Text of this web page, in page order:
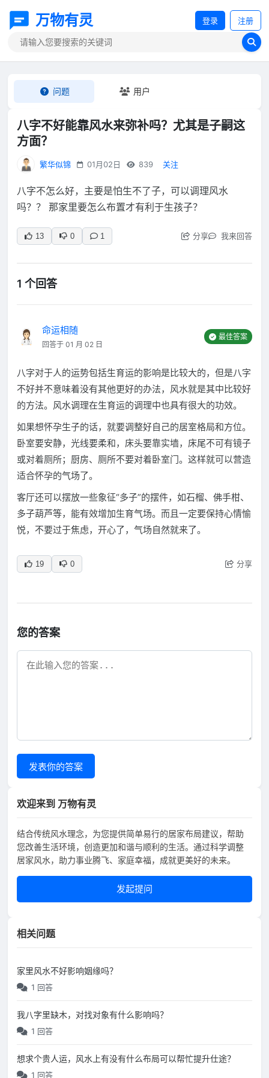
万物有灵 登录 注册
问题 用户
八字不好能靠风水来弥补吗？尤其是子嗣这
方面？
繁华似锦 01月02日 839 关注
八字不怎么好，主要是怕生不了子，可以调理风水
吗？？ 那家里要怎么布置才有利于生孩子？
13 0 1 分享 我来回答
1 个回答
命运相随
回答于 01 月 02 日
最佳答案
八字对于人的运势包括生育运的影响是比较大的，但是八字
不好并不意味着没有其他更好的办法，风水就是其中比较好
的方法。风水调理在生育运的调理中也具有很大的功效。
如果想怀孕生子的话，就要调整好自己的居室格局和方位。
卧室要安静，光线要柔和，床头要靠实墙，床尾不可有镜子
或对着厕所；厨房、厕所不要对着卧室门。这样就可以营造
适合怀孕的气场了。
客厅还可以摆放一些象征“多子”的摆件，如石榴、佛手柑、
多子葫芦等，能有效增加生育气场。而且一定要保持心情愉
悦，不要过于焦虑，开心了，气场自然就来了。
19 0 分享
您的答案
发表你的答案
欢迎来到 万物有灵
结合传统风水理念，为您提供简单易行的居家布局建议，帮助
您改善生活环境，创造更加和谐与顺利的生活。通过科学调整
居家风水，助力事业腾飞、家庭幸福，成就更美好的未来。
发起提问
相关问题
家里风水不好影响姻缘吗？
1 回答
我八字里缺木，对找对象有什么影响吗？
1 回答
想求个贵人运，风水上有没有什么布局可以帮忙提升仕途？
1 回答